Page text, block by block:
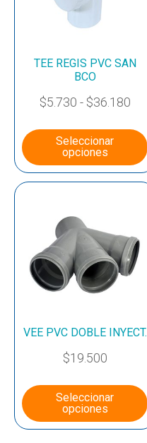
TEE REGIS PVC SAN
BCO
$5.730 - $36.180
Seleccionar
opciones
VEE PVC DOBLE INYECT.
$19.500
Seleccionar
opciones